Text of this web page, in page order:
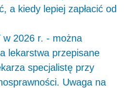
a kiedy lepiej zapłacić od
w 2026 r. - można
lekarstwa przepisane
specjalistę przy
Uwaga na